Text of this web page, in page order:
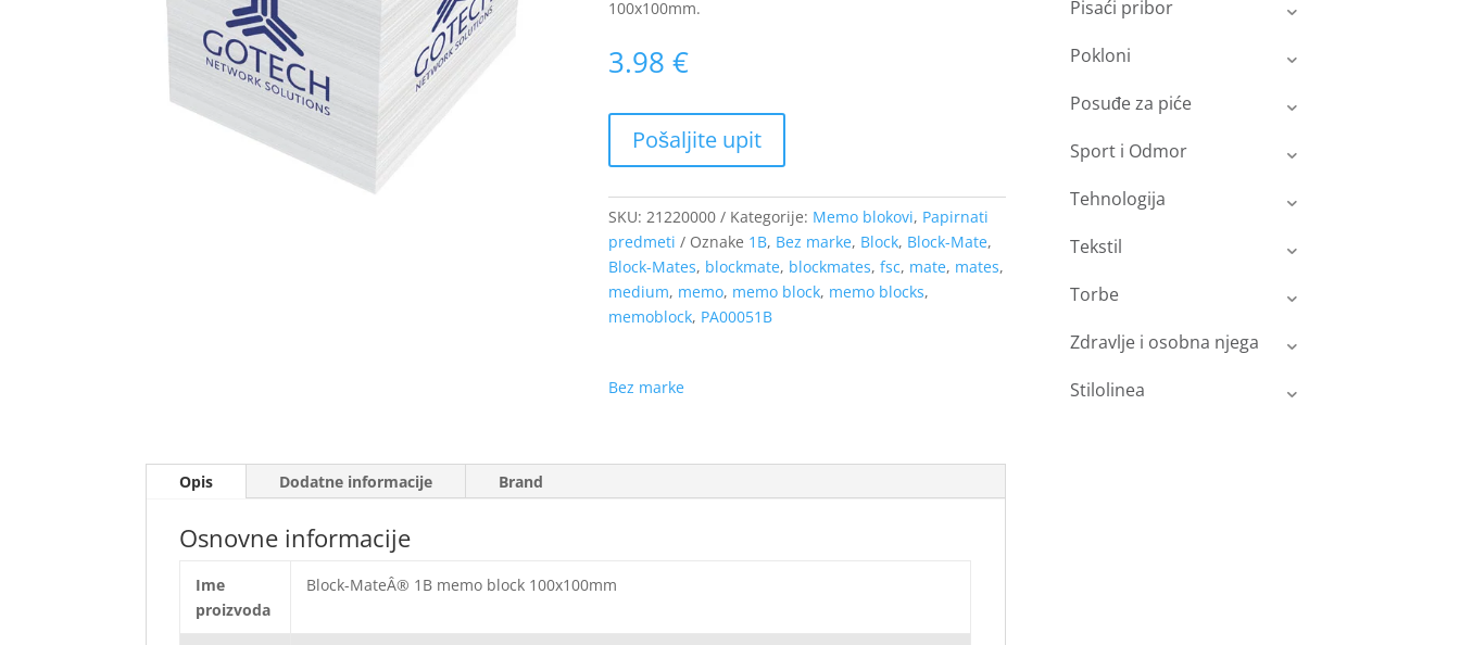
100x100mm.
3.98 €
SKU: 21220000 Kategorije: Memo blokovi, Papirnati
predmeti
Oznake 1B, Bez marke, Block, Block-Mate,
Block-Mates, blockmate, blockmates, fsc, mate, mates,
medium, memo, memo block, memo blocks,
memoblock, PA00051B
Bez marke
Opis Dodatne informacije Brand
Osnovne informacije
Ime
proizvoda
Block-MateÂ® 1B memo block 100x100mm
Pisaći pribor
Pokloni
Posuđe za piće
Sport i Odmor
Tehnologija
Tekstil
Torbe
Zdravlje i osobna njega
Stilolinea